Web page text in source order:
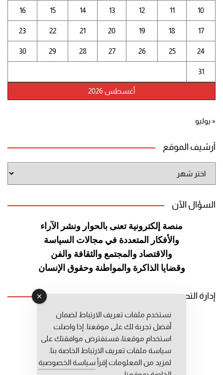
أغسطس 2026
10
11
12
13
14
15
16
17
18
19
20
21
22
23
24
25
26
27
28
29
30
31
« يوليو
أرشيف الموقع
الموقع
السؤال الآن
منصة إلكترونية تعنى بالحوار ونشر الآراء
والأفكار المتعددة في مجالات السياسة
والاقتصاد والمجتمع والثقافة والفن
وقضايا الذاكرة والمواطنة وحقوق الإنسان
إدارة التحرير
رئيس التحرير: عبد الرحيم التوراني
رئيس التحرير المساعد: المعطي قبال
مديرة التحرير: فاطمة حوحو
نستخدم ملفات تعريف الارتباط لضمان
أفضل تجربة لك على موقعنا. إذا واصلت
استخدام موقعنا، فسنفترض موافقتك على
سياسة ملفات تعريف الارتباط الخاصة بنا.
لمزيد من المعلومات إقرأ سياسة الخصوصية